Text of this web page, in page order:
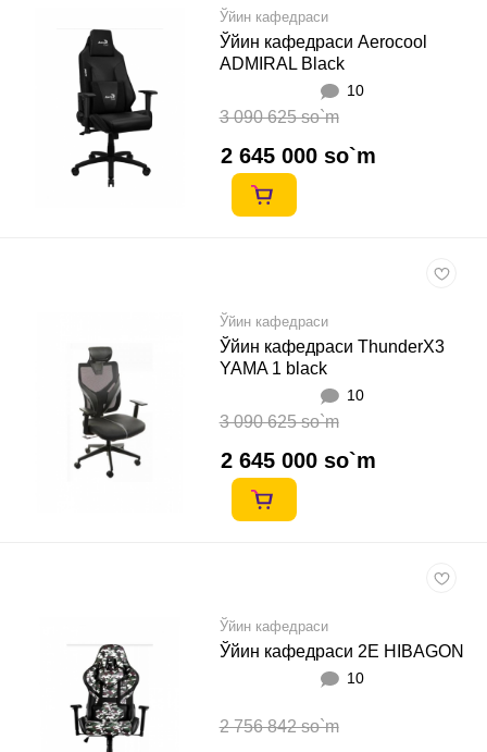
Ўйин кафедраси
Ўйин кафедраси Aerocool
ADMIRAL Black
10
3 090 625 so`m
2 645 000 so`m
Ўйин кафедраси
Ўйин кафедраси ThunderX3
YAMA 1 black
10
3 090 625 so`m
2 645 000 so`m
Ўйин кафедраси
Ўйин кафедраси 2E HIBAGON
10
2 756 842 so`m